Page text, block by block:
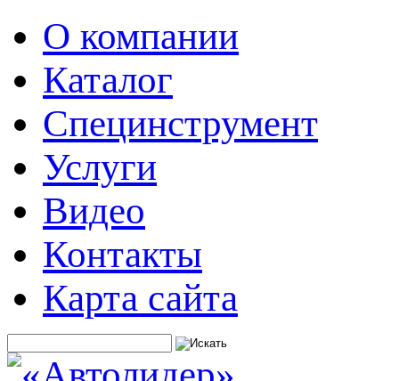
О компании
Каталог
Специнструмент
Услуги
Видео
Контакты
Карта сайта